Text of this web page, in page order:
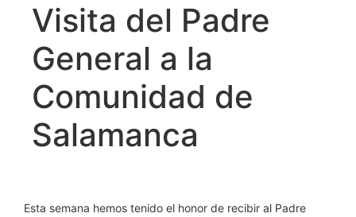
Visita del Padre
General a la
Comunidad de
Salamanca
Esta semana hemos tenido el honor de recibir al Padre